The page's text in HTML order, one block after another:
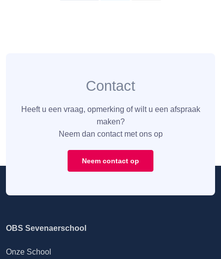
Contact
Heeft u een vraag, opmerking of wilt u een afspraak
maken?
Neem dan contact met ons op
Neem contact op
OBS Sevenaerschool
Onze School